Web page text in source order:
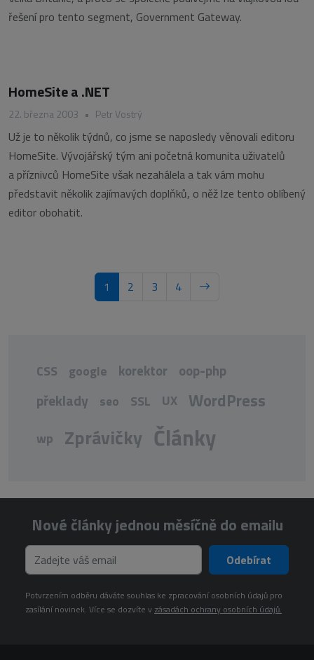
řešení pro tento segment, Government Gateway.
HomeSite a .NET
22. března 2003 • Petr Vostrý
Už je to několik týdnů, co jsme se naposledy věnovali editoru
HomeSite. Vývojářský tým ani početná komunita uživatelů
a příznivců HomeSite však nezahálela a tak vám mohu
představit několik zajímavých doplňků, o něž lze tento oblíbený
editor obohatit.
1 2 3 4
CSS google korektor oop-php
překlady seo SSL UX WordPress
wp Zprávičky Články
Nové články jednou měsíčně do emailu
Odebírat
Potvrzením odběru dáváte souhlas ke zpracování osobních údajů pro
zasílání novinek. Více se dozvíte v zásadách ochrany osobních údajů.